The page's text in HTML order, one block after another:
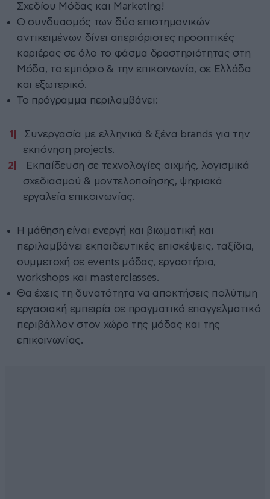
Σχεδίου Μόδας και Marketing!
O συνδυασμός των δύο επιστημονικών
αντικειμένων δίνει απεριόριστες προοπτικές
καριέρας σε όλο το φάσμα δραστηριότητας στη
Μόδα, το εμπόριο & την επικοινωνία, σε Ελλάδα
και εξωτερικό.
Το πρόγραμμα περιλαμβάνει:
Συνεργασία με ελληνικά & ξένα brands για την
εκπόνηση projects.
Εκπαίδευση σε τεχνολογίες αιχμής, λογισμικά
σχεδιασμού & μοντελοποίησης, ψηφιακά
εργαλεία επικοινωνίας.
Η μάθηση είναι ενεργή και βιωματική και
περιλαμβάνει εκπαιδευτικές επισκέψεις, ταξίδια,
συμμετοχή σε events μόδας, εργαστήρια,
workshops και masterclasses.
Θα έχεις τη δυνατότητα να αποκτήσεις πολύτιμη
εργασιακή εμπειρία σε πραγματικό επαγγελματικό
περιβάλλον στον χώρο της μόδας και της
επικοινωνίας.